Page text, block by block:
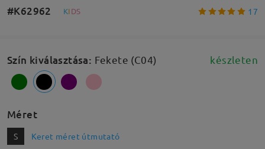
#K62962 KIDS 17
Szín kiválasztása: Fekete (C04) készleten
Méret
S Keret méret útmutató